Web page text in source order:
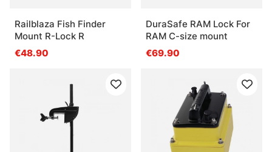
Railblaza Fish Finder
Mount R-Lock R
€48.90
DuraSafe RAM Lock For
RAM C-size mount
€69.90